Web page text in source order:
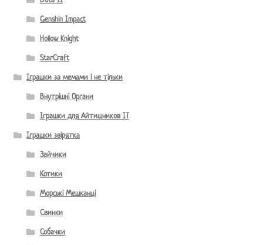
Genshin Impact
Hollow Knight
StarCraft
Іграшки за мемами і не тільки
Внутрішні Органи
Іграшки для Айтишников IT
Іграшки звірятка
Зайчики
Котики
Морські Мешканці
Свинки
Собачки